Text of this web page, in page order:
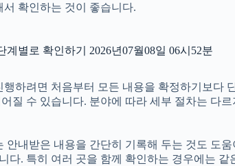
확인하는 것이 좋습니다.
계별로 확인하기 2026년07월08일 06시52분
하려면 처음부터 모든 내용을 확정하기보다
질 수 있습니다. 분야에 따라 세부 절차는 다
안내받은 내용을 간단히 기록해 두는 것도 도
다. 특히 여러 곳을 함께 확인하는 경우에는